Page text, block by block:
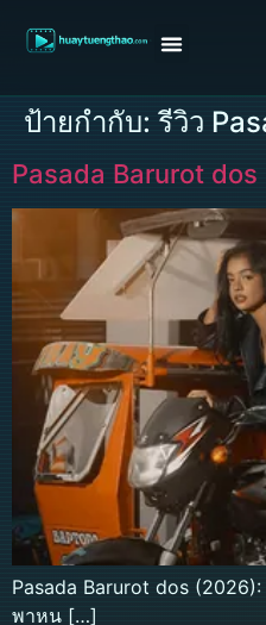
ป้ายกำกับ: รีวิว
Pasada Barurot
Pasada Barurot dos
พาหน […]